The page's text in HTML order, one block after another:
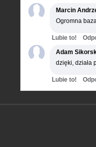
Marcin
Ogromna
Lubie to!
Adam
dzięki, działa
Lubie to!